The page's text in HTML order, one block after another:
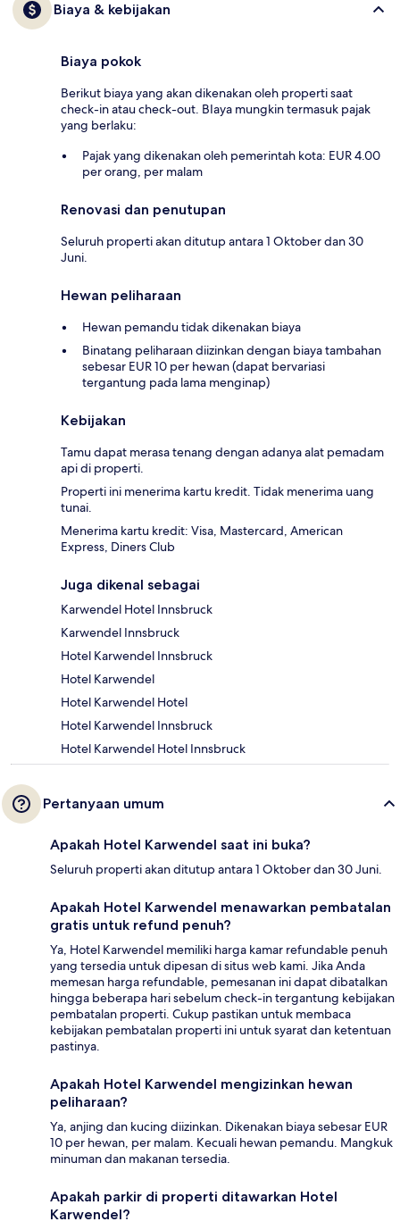
Biaya & kebijakan
Biaya pokok
Berikut biaya yang akan dikenakan oleh properti saat
check-in atau check-out. BIaya mungkin termasuk pajak
yang berlaku:
Pajak yang dikenakan oleh pemerintah kota: EUR 4.00
per orang, per malam
Renovasi dan penutupan
Seluruh properti akan ditutup antara 1 Oktober dan 30
Juni.
Hewan peliharaan
Hewan pemandu tidak dikenakan biaya
Binatang peliharaan diizinkan dengan biaya tambahan
sebesar EUR 10 per hewan (dapat bervariasi
tergantung pada lama menginap)
Kebijakan
Tamu dapat merasa tenang dengan adanya alat pemadam
api di properti.
Properti ini menerima kartu kredit. Tidak menerima uang
tunai.
Menerima kartu kredit: Visa, Mastercard, American
Express, Diners Club
Juga dikenal sebagai
Karwendel Hotel Innsbruck
Karwendel Innsbruck
Hotel Karwendel Innsbruck
Hotel Karwendel
Hotel Karwendel Hotel
Hotel Karwendel Innsbruck
Hotel Karwendel Hotel Innsbruck
Pertanyaan umum
Apakah Hotel Karwendel saat ini buka?
Seluruh properti akan ditutup antara 1 Oktober dan 30 Juni.
Apakah Hotel Karwendel menawarkan pembatalan
gratis untuk refund penuh?
Ya, Hotel Karwendel memiliki harga kamar refundable penuh
yang tersedia untuk dipesan di situs web kami. Jika Anda
memesan harga refundable, pemesanan ini dapat dibatalkan
hingga beberapa hari sebelum check-in tergantung kebijakan
pembatalan properti. Cukup pastikan untuk membaca
kebijakan pembatalan properti ini untuk syarat dan ketentuan
pastinya.
Apakah Hotel Karwendel mengizinkan hewan
peliharaan?
Ya, anjing dan kucing diizinkan. Dikenakan biaya sebesar EUR
10 per hewan, per malam. Kecuali hewan pemandu. Mangkuk
minuman dan makanan tersedia.
Apakah parkir di properti ditawarkan Hotel
Karwendel?